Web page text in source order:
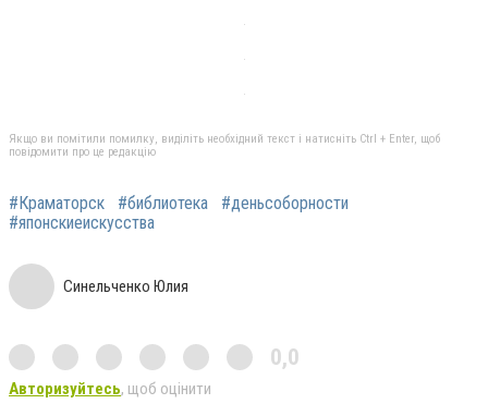
Якщо ви помітили помилку, виділіть необхідний текст і натисніть Ctrl + Enter, щоб
повідомити про це редакцію
#Краматорск #библиотека
#деньсоборности
#японскиеискусства
Синельченко Юлия
0,0
Авторизуйтесь, щоб оцінити